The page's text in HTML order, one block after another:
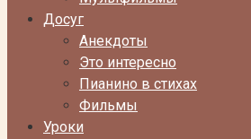
Досуг
Анекдоты
Это интересно
Пианино в стихах
Фильмы
Уроки